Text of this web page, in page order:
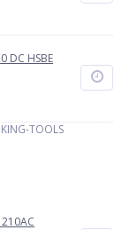
DC HSBE
TOOLS